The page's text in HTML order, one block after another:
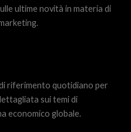
ultime novità in materia di
riferimento quotidiano per
sui temi di
economico globale.